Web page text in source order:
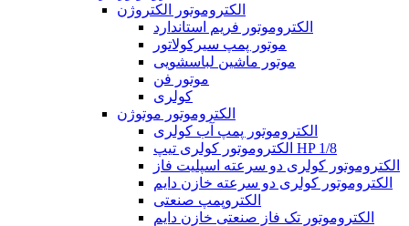
الکتروموتور الکتروژن
الکتروموتور فریم استاندارد
موتور پمپ سیرکولاتور
موتور ماشین لباسشویی
موتور فن
کولری
الکتروموتور موتوژن
الکتروموتور پمپ آب کولری
الکتروموتور کولری تیپ HP 1/8
الکتروموتور کولری دو سرعته اسپلیت فاز
الکتروموتور کولری دو سرعته خازن دایم
الکتروپمپ صنعتی
الکتروموتور تک فاز صنعتی خازن دایم